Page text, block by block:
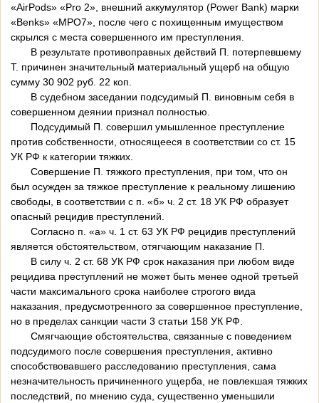
«AirPods» «Pro 2», внешний аккумулятор (Power Bank) марки
«Benks» «MPO7», после чего с похищенным имуществом
скрылся с места совершенного им преступления.
В результате противоправных действий П. потерпевшему
Т. причинен значительный материальный ущерб на общую
сумму 30 902 руб. 22 коп.
В судебном заседании подсудимый П. виновным себя в
совершенном деянии признал полностью.
Подсудимый П. совершил умышленное преступление
против собственности, относящееся в соответствии со ст. 15
УК РФ к категории тяжких.
Совершение П. тяжкого преступления, при том, что он
был осужден за тяжкое преступление к реальному лишению
свободы, в соответствии с п. «б» ч. 2 ст. 18 УК РФ образует
опасный рецидив преступлений.
Согласно п. «а» ч. 1 ст. 63 УК РФ рецидив преступлений
является обстоятельством, отягчающим наказание П.
В силу ч. 2 ст. 68 УК РФ срок наказания при любом виде
рецидива преступлений не может быть менее одной третьей
части максимального срока наиболее строгого вида
наказания, предусмотренного за совершенное преступление,
но в пределах санкции части 3 статьи 158 УК РФ.
Смягчающие обстоятельства, связанные с поведением
подсудимого после совершения преступления, активно
способствовавшего расследованию преступления, сама
незначительность причиненного ущерба, не повлекшая тяжких
последствий, по мнению суда, существенно уменьшили